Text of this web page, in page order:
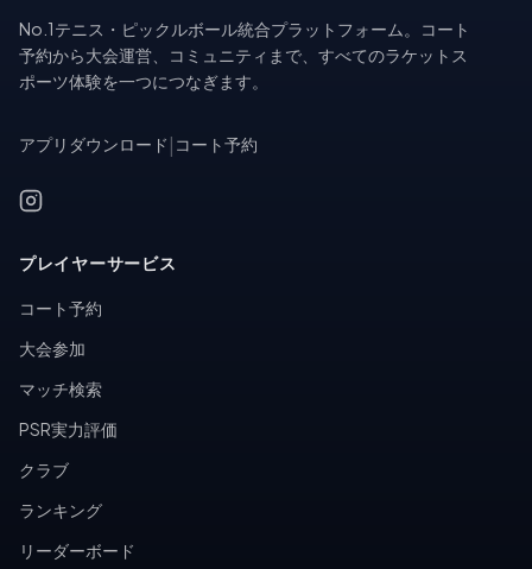
No.1テニス・ピックルボール統合プラットフォーム。コート
予約から大会運営、コミュニティまで、すべてのラケットス
ポーツ体験を一つにつなぎます。
アプリダウンロード コート予約
プレイヤーサービス
コート予約
大会参加
マッチ検索
PSR実力評価
クラブ
ランキング
リーダーボード